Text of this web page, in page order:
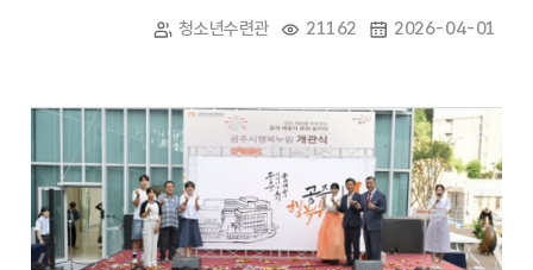
청소년수련관 21162 2026-04-01